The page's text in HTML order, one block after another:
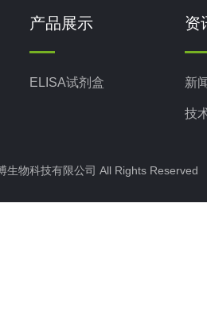
产品展示
ELISA试剂盒
资
新
技
生物科技有限公司 All Rights